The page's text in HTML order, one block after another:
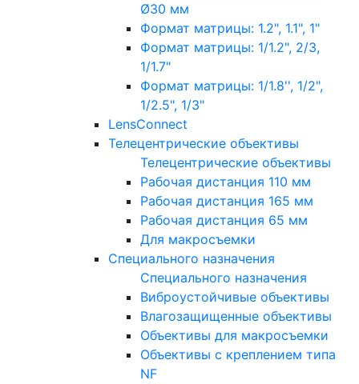
Ø30 мм
Формат матрицы: 1.2", 1.1", 1"
Формат матрицы: 1/1.2", 2/3,
1/1.7"
Формат матрицы: 1/1.8'', 1/2",
1/2.5", 1/3"
LensConnect
Телецентрические объективы
Телецентрические объективы
Рабочая дистанция 110 мм
Рабочая дистанция 165 мм
Рабочая дистанция 65 мм
Для макросъемки
Специального назначения
Специального назначения
Виброустойчивые объективы
Влагозащищенные объективы
Объективы для макросъемки
Объективы с креплением типа
NF